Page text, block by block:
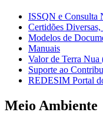
ISSQN e Consulta
Certidões
Modelos de
Manuais
Valor de Terra
Suporte ao
REDESIM Portal
Meio Ambiente